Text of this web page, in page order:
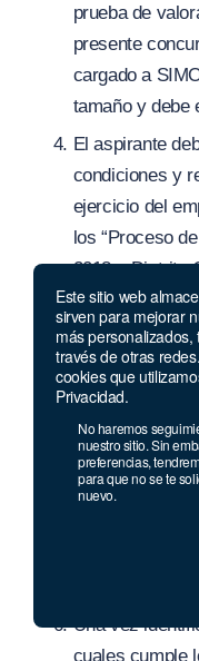
Este sitio web
sirven para mejorar
más
través de otras
cookies que
Privacidad.
No haremos
nuestro sitio. Sin
preferencias,
para que no se te
nuevo.
prueba de
presente
cargado a
tamaño y debe
El aspirante
condiciones y
ejercicio del
los “Proceso
2018 – Distrito
definidos en la
Carrera
de Seguridad,
en la página
Si no cumple
el cual desea
incurso en
Una vez
cuales cumple